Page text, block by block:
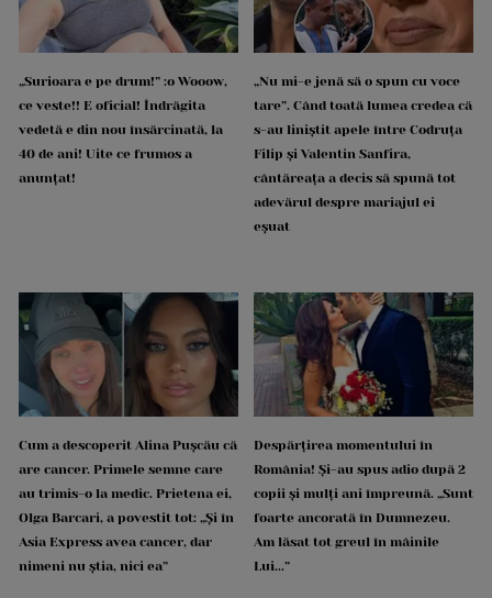
„Surioara e pe drum!” :o Wooow,
ce veste!! E oficial! Îndrăgita
vedetă e din nou însărcinată, la
40 de ani! Uite ce frumos a
anunțat!
„Nu mi-e jenă să o spun cu voce
tare”. Când toată lumea credea că
s-au liniștit apele între Codruța
Filip și Valentin Sanfira,
cântăreața a decis să spună tot
adevărul despre mariajul ei
eșuat
Cum a descoperit Alina Pușcău că
are cancer. Primele semne care
au trimis-o la medic. Prietena ei,
Olga Barcari, a povestit tot: „Și în
Asia Express avea cancer, dar
nimeni nu știa, nici ea”
Despărțirea momentului în
România! Și-au spus adio după 2
copii și mulți ani împreună. „Sunt
foarte ancorată în Dumnezeu.
Am lăsat tot greul în mâinile
Lui...”